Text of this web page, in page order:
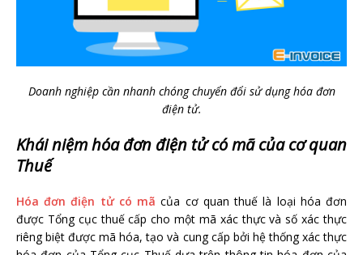
Doanh nghiệp cần nhanh chóng chuyển đổi sử dụng hóa đơn
điện tử.
Khái niệm hóa đơn điện tử có mã của cơ quan
Thuế
Hóa đơn điện tử có mã của cơ quan thuế là loại hóa đơn
được Tổng cục thuế cấp cho một mã xác thực và số xác thực
riêng biệt được mã hóa, tạo và cung cấp bởi hệ thống xác thực